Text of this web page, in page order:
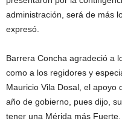
administración, será de más
expresó.
Barrera Concha agradeció a
como a los regidores y
Mauricio Vila Dosal, el apoyo
año de gobierno, pues dijo,
tener una Mérida más Fuerte.